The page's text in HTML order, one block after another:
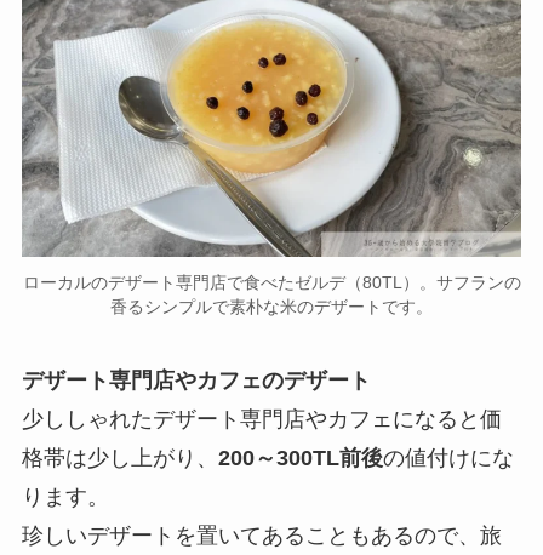
ローカルのデザート専門店で食べたゼルデ（80TL）。サフランの
香るシンプルで素朴な米のデザートです。
デザート専門店やカフェのデザート
少ししゃれたデザート専門店やカフェになると価
格帯は少し上がり、 200～300TL前後の値付けにな
ります。
珍しいデザートを置いてあることもあるので、旅